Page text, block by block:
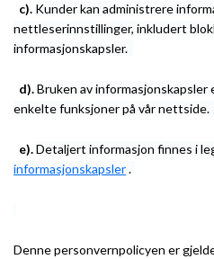
c). Kunder kan administrere
nettleserinnstillinger, inkludert
informasjonskapsler.
d).Bruken av
enkelte funksjoner på vår nettside.
e).Detaljert informasjon finnes i
informasjonskapsler.
Denne personvernpolicyen er